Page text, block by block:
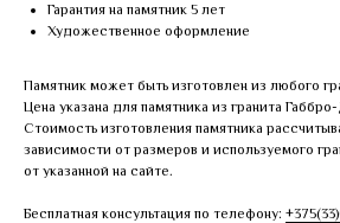
Гарантия на памятник 5 лет
Художественное оформление
Памятник может быть изготовлен из любого
Цена указана для памятника из гранита
Стоимость изготовления памятника
зависимости от размеров и используемого
от указанной на сайте.
Бесплатная консультация по телефону: